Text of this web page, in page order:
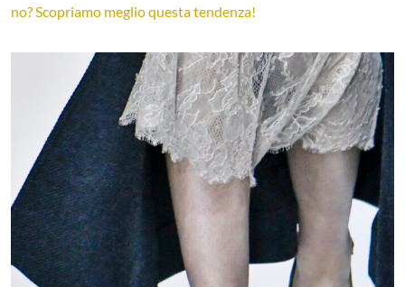
no? Scopriamo meglio questa tendenza!